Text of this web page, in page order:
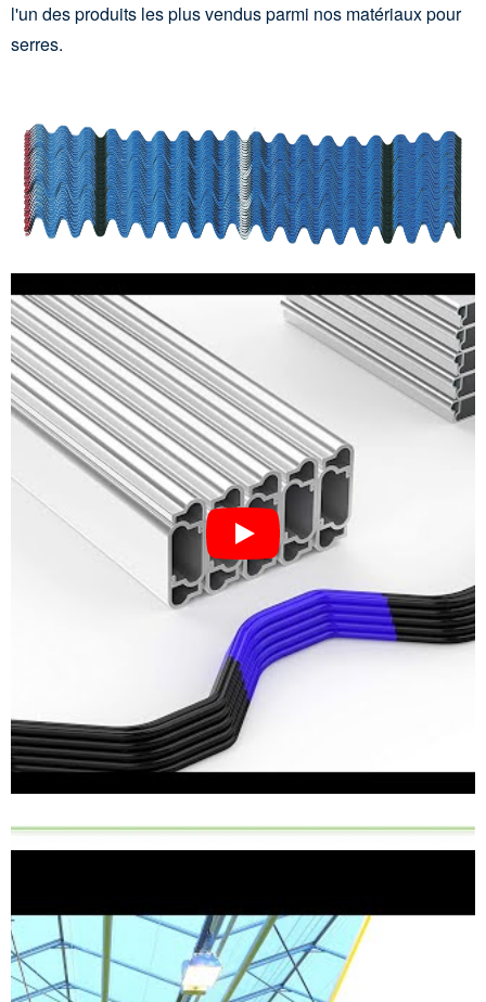
l'un des produits les plus vendus parmi nos matériaux pour
serres.